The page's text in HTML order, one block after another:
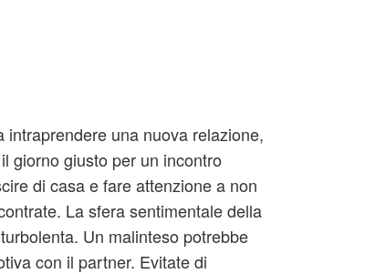
intraprendere una nuova relazione,
giorno giusto per un incontro
di casa e fare attenzione a non
La sfera sentimentale della
Un malinteso potrebbe
con il partner. Evitate di